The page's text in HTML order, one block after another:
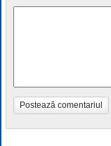
Postează comentariul